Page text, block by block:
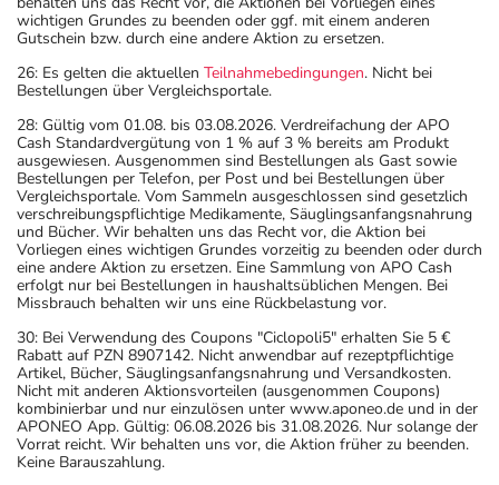
wichtigen Grundes zu beenden oder ggf. mit einem anderen
Gutschein bzw. durch eine andere Aktion zu ersetzen.
26: Es gelten die aktuellen Teilnahmebedingungen. Nicht bei
Bestellungen über Vergleichsportale.
28: Gültig vom 01.08. bis 03.08.2026. Verdreifachung der APO
Cash Standardvergütung von 1 % auf 3 % bereits am Produkt
ausgewiesen. Ausgenommen sind Bestellungen als Gast sowie
Bestellungen per Telefon, per Post und bei Bestellungen über
Vergleichsportale. Vom Sammeln ausgeschlossen sind gesetzlich
verschreibungspflichtige Medikamente, Säuglingsanfangsnahrung
und Bücher. Wir behalten uns das Recht vor, die Aktion bei
Vorliegen eines wichtigen Grundes vorzeitig zu beenden oder durch
eine andere Aktion zu ersetzen. Eine Sammlung von APO Cash
erfolgt nur bei Bestellungen in haushaltsüblichen Mengen. Bei
Missbrauch behalten wir uns eine Rückbelastung vor.
30: Bei Verwendung des Coupons "Ciclopoli5" erhalten Sie 5 €
Rabatt auf PZN 8907142. Nicht anwendbar auf rezeptpflichtige
Artikel, Bücher, Säuglingsanfangsnahrung und Versandkosten.
Nicht mit anderen Aktionsvorteilen (ausgenommen Coupons)
kombinierbar und nur einzulösen unter www.aponeo.de und in der
APONEO App. Gültig: 06.08.2026 bis 31.08.2026. Nur solange der
Vorrat reicht. Wir behalten uns vor, die Aktion früher zu beenden.
Keine Barauszahlung.